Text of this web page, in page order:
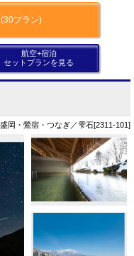
(30プラン)
航空+宿泊
セットプランを見る
岡・鶯宿・つなぎ／雫石[2311-101]